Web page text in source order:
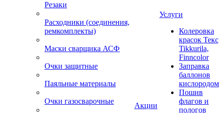
Резаки
Расходники (соединения,
ремкомплекты)
Маски сварщика АСФ
Очки защитные
Паяльные материалы
Очки газосварочные
Акции
Услуги
Колеровка
красок
Tikkurila,
Finncolor
Заправка
баллонов
кислородом
Пошив
флагов и
пологов